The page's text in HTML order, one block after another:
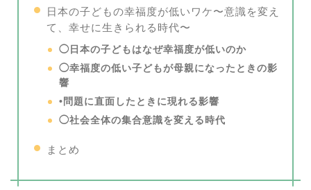
日本の子どもの幸福度が低いワケ〜意識を変え
て、 幸せに生きられる時代〜
◯日本の子どもはなぜ幸福度が低いのか
◯幸福度の低い子どもが母親になったときの影
響
•問題に直面したときに現れる影響
◯社会全体の集合意識を変える時代
まとめ